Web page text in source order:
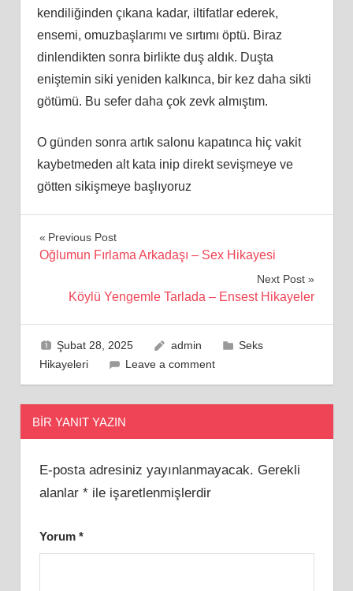
kendiliğinden çıkana kadar, iltifatlar ederek,
ensemi, omuzbaşlarımı ve sırtımı öptü. Biraz
dinlendikten sonra birlikte duş aldık. Duşta
eniştemin siki yeniden kalkınca, bir kez daha sikti
götümü. Bu sefer daha çok zevk almıştım.
O günden sonra artık salonu kapatınca hiç vakit
kaybetmeden alt kata inip direkt sevişmeye ve
götten sikişmeye başlıyoruz
Yazı
Previous Post
Oğlumun Fırlama Arkadaşı – Sex Hikayesi
Next Post
Köylü Yengemle Tarlada – Ensest Hikayeler
Şubat 28, 2025 admin
Seks
Hikayeleri
Leave a comment
BIR YANIT YAZIN
E-posta adresiniz yayınlanmayacak. Gerekli
alanlar *ile işaretlenmişlerdir
Yorum *